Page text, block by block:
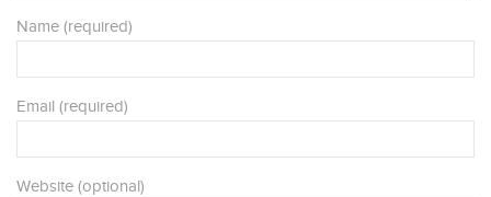
Name (required)
Email (required)
Website (optional)